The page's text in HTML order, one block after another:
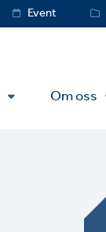
Event
Om oss